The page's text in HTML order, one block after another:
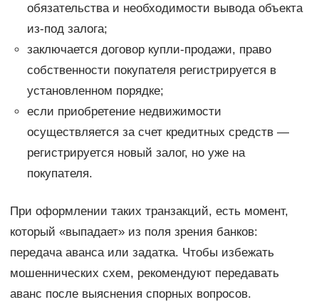
обязательства и необходимости вывода объекта
из-под залога;
заключается договор купли-продажи, право
собственности покупателя регистрируется в
установленном порядке;
если приобретение недвижимости
осуществляется за счет кредитных средств —
регистрируется новый залог, но уже на
покупателя.
При оформлении таких транзакций, есть момент,
который «выпадает» из поля зрения банков:
передача аванса или задатка. Чтобы избежать
мошеннических схем, рекомендуют передавать
аванс после выяснения спорных вопросов.